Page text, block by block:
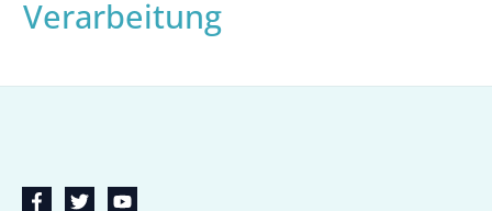
Verarbeitung